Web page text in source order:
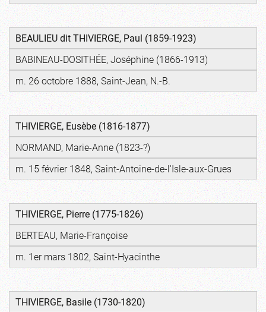
BEAULIEU dit THIVIERGE, Paul (1859-1923)
BABINEAU-DOSITHÉE, Joséphine (1866-1913)
m. 26 octobre 1888, Saint-Jean, N.-B.
THIVIERGE, Eusèbe (1816-1877)
NORMAND, Marie-Anne (1823-?)
m. 15 février 1848, Saint-Antoine-de-l'Isle-aux-Grues
THIVIERGE, Pierre (1775-1826)
BERTEAU, Marie-Françoise
m. 1er mars 1802, Saint-Hyacinthe
THIVIERGE, Basile (1730-1820)